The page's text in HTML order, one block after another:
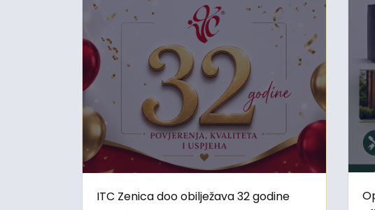
ITC Zenica doo obilježava 32 godine